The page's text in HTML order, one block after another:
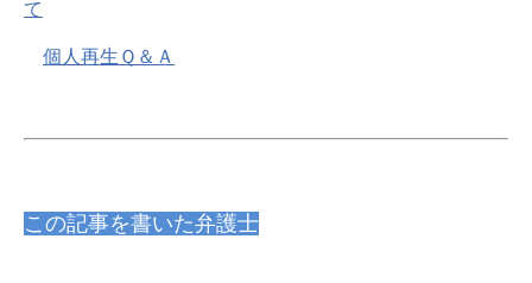
て
個人再生Ｑ＆Ａ
この記事を書いた弁護士